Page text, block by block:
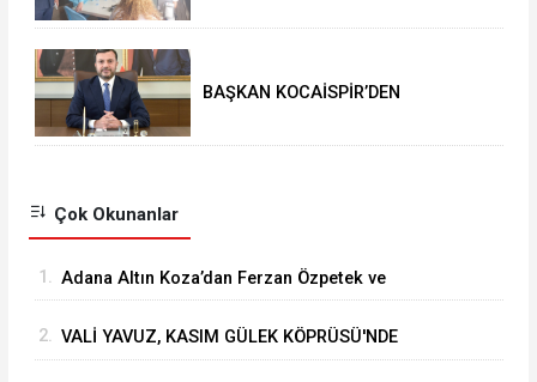
BAŞKAN KOCAİSPİR’DEN
Çok Okunanlar
1. Adana Altın Koza’dan Ferzan Özpetek ve
2. VALİ YAVUZ, KASIM GÜLEK KÖPRÜSÜ'NDE